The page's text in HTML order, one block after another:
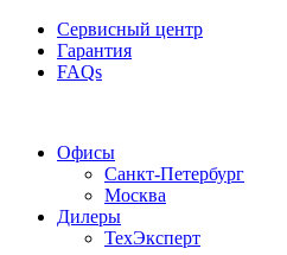
Сервисный центр
Гарантия
FAQs
Офисы
Санкт-Петербург
Москва
Дилеры
ТехЭксперт